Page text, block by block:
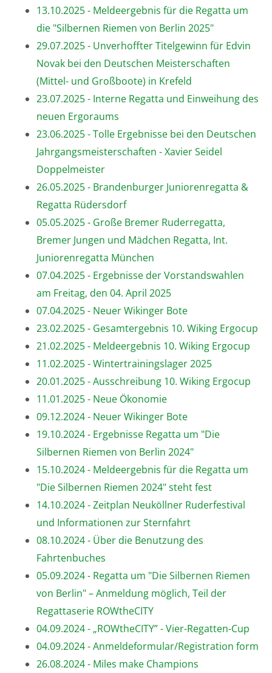
13.10.2025 - Meldeergebnis für die Regatta um
die "Silbernen Riemen von Berlin 2025"
29.07.2025 - Unverhoffter Titelgewinn für Edvin
Novak bei den Deutschen Meisterschaften
(Mittel- und Großboote) in Krefeld
23.07.2025 - Interne Regatta und Einweihung des
neuen Ergoraums
23.06.2025 - Tolle Ergebnisse bei den Deutschen
Jahrgangsmeisterschaften - Xavier Seidel
Doppelmeister
26.05.2025 - Brandenburger Juniorenregatta &
Regatta Rüdersdorf
05.05.2025 - Große Bremer Ruderregatta,
Bremer Jungen und Mädchen Regatta, Int.
Juniorenregatta München
07.04.2025 - Ergebnisse der Vorstandswahlen
am Freitag, den 04. April 2025
07.04.2025 - Neuer Wikinger Bote
23.02.2025 - Gesamtergebnis 10. Wiking Ergocup
21.02.2025 - Meldeergebnis 10. Wiking Ergocup
11.02.2025 - Wintertrainingslager 2025
20.01.2025 - Ausschreibung 10. Wiking Ergocup
11.01.2025 - Neue Ökonomie
09.12.2024 - Neuer Wikinger Bote
19.10.2024 - Ergebnisse Regatta um "Die
Silbernen Riemen von Berlin 2024"
15.10.2024 - Meldeergebnis für die Regatta um
"Die Silbernen Riemen 2024" steht fest
14.10.2024 - Zeitplan Neuköllner Ruderfestival
und Informationen zur Sternfahrt
08.10.2024 - Über die Benutzung des
Fahrtenbuches
05.09.2024 - Regatta um "Die Silbernen Riemen
von Berlin" – Anmeldung möglich, Teil der
Regattaserie ROWtheCITY
04.09.2024 - „ROWtheCITY” - Vier-Regatten-Cup
04.09.2024 - Anmeldeformular/Registration form
26.08.2024 - Miles make Champions